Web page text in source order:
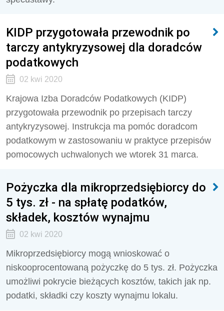
KIDP przygotowała przewodnik po
tarczy antykryzysowej dla doradców
podatkowych
02 kwi 2020
Krajowa Izba Doradców Podatkowych (KIDP)
przygotowała przewodnik po przepisach tarczy
antykryzysowej. Instrukcja ma pomóc doradcom
podatkowym w zastosowaniu w praktyce przepisów
pomocowych uchwalonych we wtorek 31 marca.
Pożyczka dla mikroprzedsiębiorcy do
5 tys. zł - na spłatę podatków,
składek, kosztów wynajmu
02 kwi 2020
Mikroprzedsiębiorcy mogą wnioskować o
niskooprocentowaną pożyczkę do 5 tys. zł. Pożyczka
umożliwi pokrycie bieżących kosztów, takich jak np.
podatki, składki czy koszty wynajmu lokalu.